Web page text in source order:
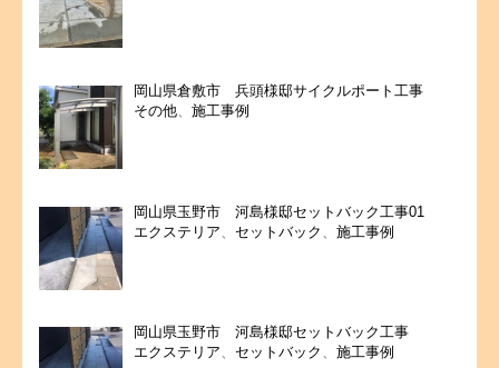
岡山県倉敷市 兵頭様邸サイクルポート工事
その他、 施工事例
岡山県玉野市 河島様邸セットバック工事01
エクステリア
セットバック 施工事例
岡山県玉野市 河島様邸セットバック工事
エクステリア、 セットバック 、 施工事例